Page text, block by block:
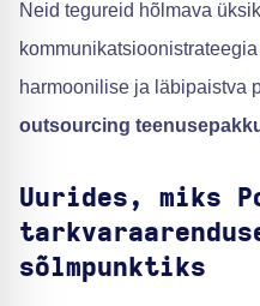
Neid tegureid hõlmava
harmoonilise ja läbipaistva
outsourcing
Uurides, miks
sõlmpunktiks